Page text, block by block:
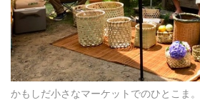
かもしだ小さなマーケットでのひとこま